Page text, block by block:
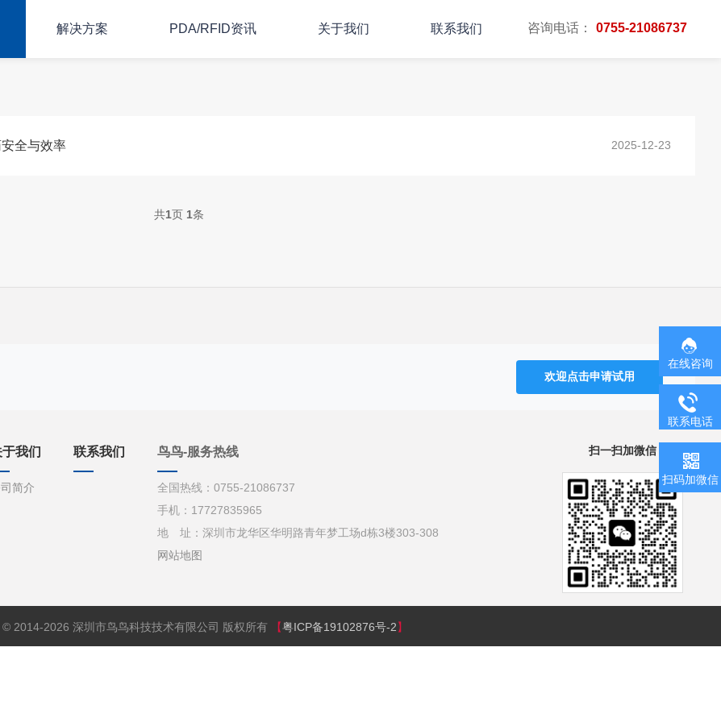
解决方案 PDA/RFID资讯 关于我们 联系我们 咨询电话： 0755-21086737
主页 TAG标签
全与效率 2025-12-23
共1页 1条
欢迎点击申请试用
于我们
简介
联系我们 鸟鸟-服务热线
全国热线：0755-21086737
手机：17727835965
地 址：深圳市龙华区华明路青年梦工场d栋3楼303-308
网站地图
扫一扫加微信
2014-2026 深圳市鸟鸟科技技术有限公司 版权所有 【粤ICP备19102876号-2】
在线咨询
联系电话
扫码加微信